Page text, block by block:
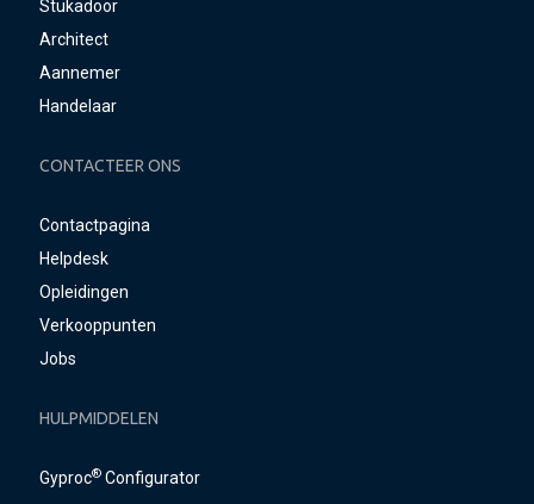
Stukadoor
Architect
Aannemer
Handelaar
CONTACTEER ONS
Contactpagina
Helpdesk
Opleidingen
Verkooppunten
Jobs
HULPMIDDELEN
Gyproc® Configurator